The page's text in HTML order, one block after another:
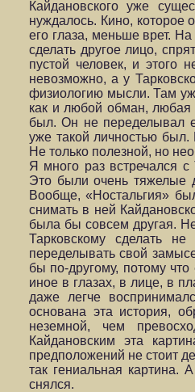
Кайдановского уже
нуждалось. Кино, которое
его глаза, меньше врет.
сделать другое лицо,
пустой человек, и этого
невозможно, а у
физиологию мысли. Там
как и любой обман, любая
был. Он не переделывал
уже такой личностью был.
Не только полезной, но
Я много раз встречался
Это были очень тяжелые
Вообще, «Ностальгия»
снимать в ней
была бы совсем другая.
Тарковскому сделать
переделывать свой
бы по-другому, потому
иное в глазах, в лице, в
даже легче
основана эта история,
неземной, чем
Кайдановским эта
предположений не стоит
так гениальная картина.
снялся.